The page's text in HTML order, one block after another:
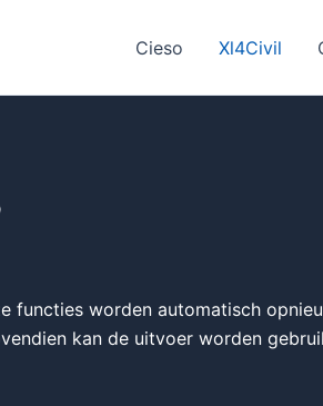
Cieso Xl4Civil
functies worden automatisch
kan de uitvoer worden